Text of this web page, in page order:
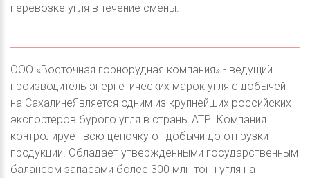
перевозке угля в течение смены.
ООО «Восточная горнорудная компания» - ведущий
производитель энергетических марок угля с добычей
на СахалинеЯвляется одним из крупнейших российских
экспортеров бурого угля в страны АТР. Компания
контролирует всю цепочку от добычи до отгрузки
продукции. Обладает утвержденными государственным
балансом запасами более 300 млн тонн угля на